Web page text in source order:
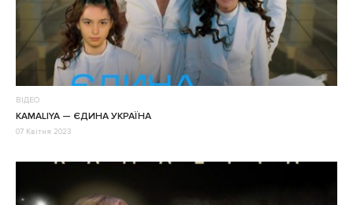
ВІДЕО
KAMALIYA — ЄДИНА УКРАЇНА
07 Квітня 2023